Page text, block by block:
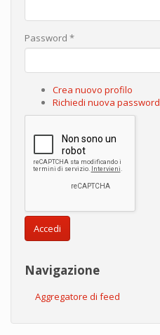
Password *
Crea nuovo profilo
Richiedi nuova password
Accedi
Navigazione
Aggregatore di feed